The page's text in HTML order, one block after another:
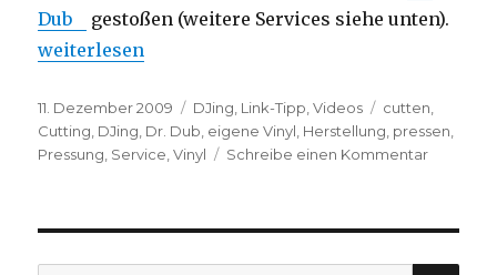
Dub
gestoßen (weitere Services siehe unten).
„Wie funktioniert die Herstellung einer Vinyl?“
weiterlesen
Veröffentlicht
am
11. Dezember 2009 Kategorien
DJing Link-Tipp ,Videos Schlagwörter
cutten
Cutting DJing Dr. Dub eigene Vinyl Herstellung pressen
Pressung Service ,Vinyl Schreibe einen Kommentarzu
einer